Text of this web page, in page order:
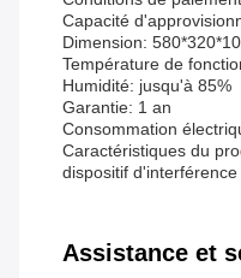
Capacité
Dimension:
Température de
Humidité: jusqu'à 85%
Garantie: 1 an
Consommation
Caractéristiques du
dispositif
Assistance et